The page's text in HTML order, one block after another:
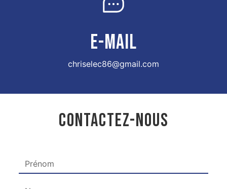
E-MAIL
chriselec86@gmail.com
CONTACTEZ-NOUS